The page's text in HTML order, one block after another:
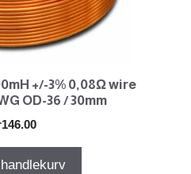
+/-3% 0,08Ω wire
OD-36 / 30mm
146.00